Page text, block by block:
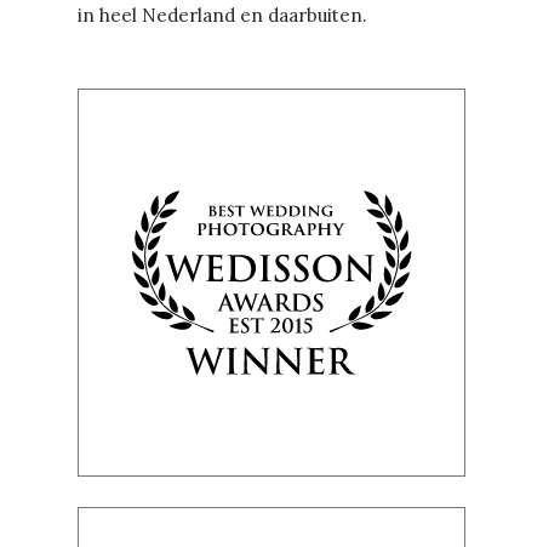
in heel Nederland en daarbuiten.